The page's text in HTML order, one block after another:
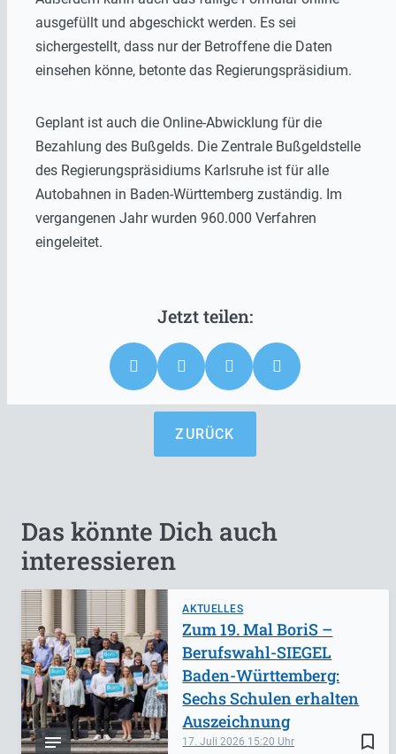
ausgefüllt und abgeschickt werden. Es sei
sichergestellt, dass nur der Betroffene die Daten
einsehen könne, betonte das Regierungspräsidium.
Geplant ist auch die Online-Abwicklung für die
Bezahlung des Bußgelds. Die Zentrale Bußgeldstelle
des Regierungspräsidiums Karlsruhe ist für alle
Autobahnen in Baden-Württemberg zuständig. Im
vergangenen Jahr wurden 960.000 Verfahren
eingeleitet.
ZURÜCK
Das könnte Dich auch
interessieren
AKTUELLES
bookmark_border
17. Juli 2026 15:20
Zum 19. Mal BoriS –
Berufswahl-SIEGEL
Baden-Württemberg:
Sechs Schulen erhalten
Auszeichnung